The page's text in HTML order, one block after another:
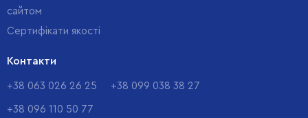
сайтом
Cертифікати якості
Контакти
+38 063 026 26 25 +38 099 038 38 27
+38 096 110 50 77